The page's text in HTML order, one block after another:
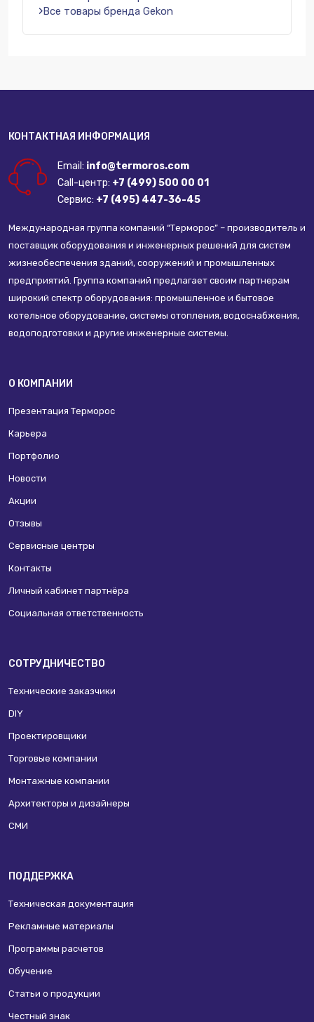
Все товары бренда Gekon
КОНТАКТНАЯ ИНФОРМАЦИЯ
Email: info@termoros.com
Call-центр: +7 (499) 500 00 01
Сервис: +7 (495) 447-36-45
Международная группа компаний “Терморос” – производитель и
поставщик оборудования и инженерных решений для систем
жизнеобеспечения зданий, сооружений и промышленных
предприятий. Группа компаний предлагает своим партнерам
широкий спектр оборудования: промышленное и бытовое
котельное оборудование, системы отопления, водоснабжения,
водоподготовки и другие инженерные системы.
О КОМПАНИИ
Презентация Терморос
Карьера
Портфолио
Новости
Акции
Отзывы
Сервисные центры
Контакты
Личный кабинет партнёра
Социальная ответственность
СОТРУДНИЧЕСТВО
Технические заказчики
DIY
Проектировщики
Торговые компании
Монтажные компании
Архитекторы и дизайнеры
СМИ
ПОДДЕРЖКА
Техническая документация
Рекламные материалы
Программы расчетов
Обучение
Статьи о продукции
Честный знак